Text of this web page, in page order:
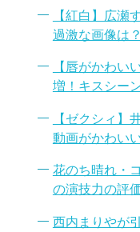
【紅白】広瀬
過激な画像は？
【唇がかわい
増！キスシー
【ゼクシィ】
動画がかわいい
花のち晴れ・
の演技力の評
西内まりやが